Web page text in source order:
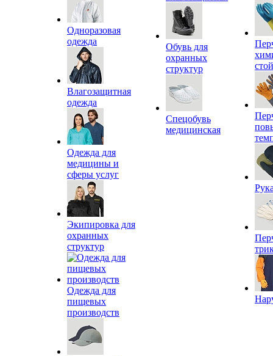
Одноразовая
одежда
Влагозащитная
одежда
Одежда для
медицины и
сферы услуг
Экипировка для
охранных
структур
Одежда для
пищевых
производств
Обувь для
охранных
структур
Спецобувь
медицинская